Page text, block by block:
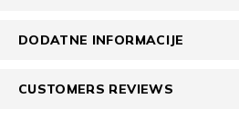
DODATNE INFORMACIJE
CUSTOMERS REVIEWS